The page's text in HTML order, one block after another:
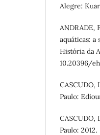
Alegre:
ANDRADE,
aquáticas:
História da
10.20396/
CASCUDO,
Paulo:
CASCUDO,
Paulo: 2012.